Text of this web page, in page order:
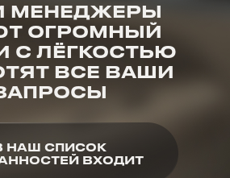
МЕНЕДЖЕРЫ
ОГРОМНЫЙ
С ЛЁГКОСТЬЮ
ВСЕ ВАШИ
НАШ СПИСОК
ВХОДИТ